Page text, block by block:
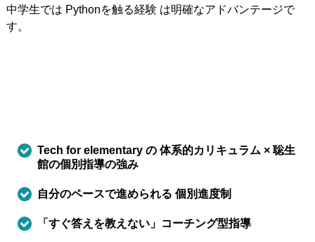
中学生では Pythonを触る経験 は明確なアドバンテージで
す。
Tech for elementary の 体系的カリキュラム × 聡生
館の個別指導の強み
自分のペースで進められる 個別進度制
「すぐ答えを教えない」コーチング型指導